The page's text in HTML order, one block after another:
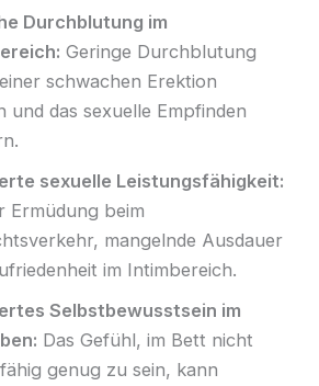
Durchblutung im
Geringe Durchblutung
schwachen Erektion
und das sexuelle Empfinden
sexuelle Leistungsfähigkeit:
Ermüdung beim
mangelnde Ausdauer
im Intimbereich.
Selbstbewusstsein im
Das Gefühl, im Bett nicht
genug zu sein, kann